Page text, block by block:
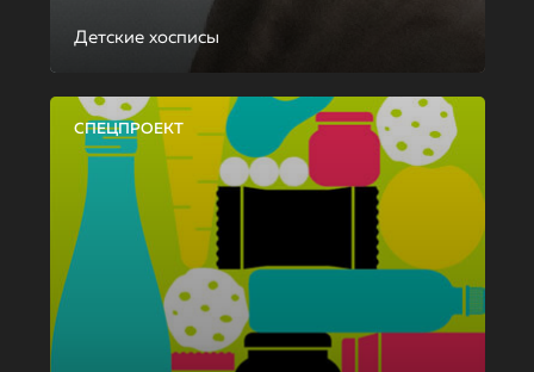
Детские хосписы
СПЕЦПРОЕКТ